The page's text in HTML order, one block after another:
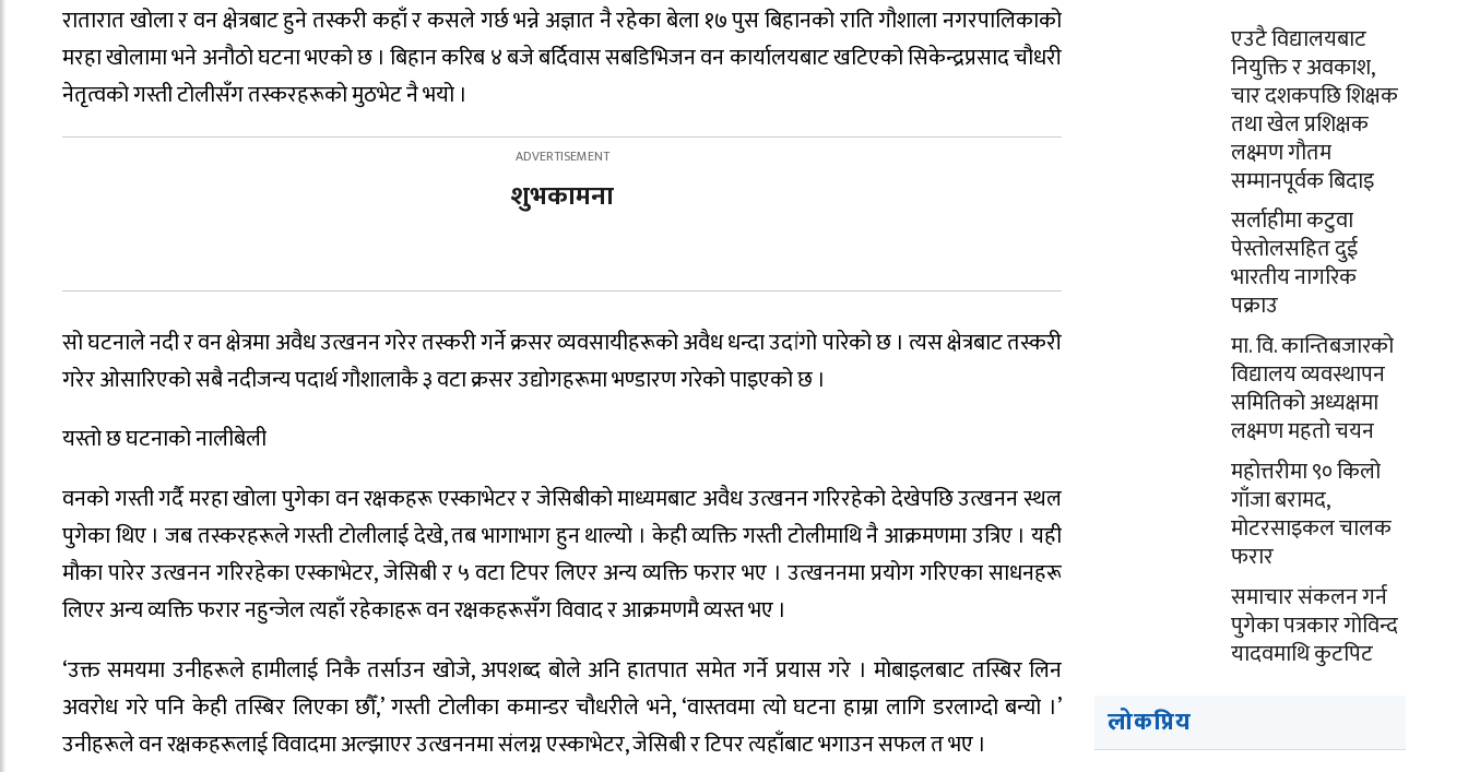
रातारात खोला र वन क्षेत्रबाट हुने तस्करी कहाँ र कसले गर्छ भन्ने अज्ञात नै रहेका बेला १७ पुस बिहानको राति गौशाला नगरपालिकाको
मरहा खोलामा भने अनौठो घटना भएको छ । बिहान करिब ४ बजे बर्दिवास सबडिभिजन वन कार्यालयबाट खटिएको सिकेन्द्रप्रसाद चौधरी
नेतृत्वको गस्ती टोलीसँग तस्करहरूको मुठभेट नै भयो ।
शुभकामना
सो घटनाले नदी र वन क्षेत्रमा अवैध उत्खनन गरेर तस्करी गर्ने क्रसर व्यवसायीहरूको अवैध धन्दा उदांगो पारेको छ । त्यस क्षेत्रबाट तस्करी
गरेर ओसारिएको सबै नदीजन्य पदार्थ गौशालाकै ३ वटा क्रसर उद्योगहरूमा भण्डारण गरेको पाइएको छ ।
यस्तो छ घटनाको नालीबेली
वनको गस्ती गर्दै मरहा खोला पुगेका वन रक्षकहरू एस्काभेटर र जेसिबीको माध्यमबाट अवैध उत्खनन गरिरहेको देखेपछि उत्खनन स्थल
पुगेका थिए । जब तस्करहरूले गस्ती टोलीलाई देखे, तब भागाभाग हुन थाल्यो । केही व्यक्ति गस्ती टोलीमाथि नै आक्रमणमा उत्रिए । यही
मौका पारेर उत्खनन गरिरहेका एस्काभेटर, जेसिबी र ५ वटा टिपर लिएर अन्य व्यक्ति फरार भए । उत्खननमा प्रयोग गरिएका साधनहरू
लिएर अन्य व्यक्ति फरार नहुन्जेल त्यहाँ रहेकाहरू वन रक्षकहरूसँग विवाद र आक्रमणमै व्यस्त भए ।
‘उक्त समयमा उनीहरूले हामीलाई निकै तर्साउन खोजे, अपशब्द बोले अनि हातपात समेत गर्ने प्रयास गरे । मोबाइलबाट तस्बिर लिन
अवरोध गरे पनि केही तस्बिर लिएका छौँ,’ गस्ती टोलीका कमान्डर चौधरीले भने, ‘वास्तवमा त्यो घटना हाम्रा लागि डरलाग्दो बन्यो ।’
उनीहरूले वन रक्षकहरूलाई विवादमा अल्झाएर उत्खननमा संलग्न एस्काभेटर, जेसिबी र टिपर त्यहाँबाट भगाउन सफल त भए ।
एउटै विद्यालयबाट
नियुक्ति र अवकाश,
चार दशकपछि शिक्षक
तथा खेल प्रशिक्षक
लक्ष्मण गौतम
सम्मानपूर्वक बिदाइ
सर्लाहीमा कटुवा
पेस्तोलसहित दुई
भारतीय नागरिक
पक्राउ
मा. वि. कान्तिबजारको
विद्यालय व्यवस्थापन
समितिको अध्यक्षमा
लक्ष्मण महतो चयन
महोत्तरीमा ९० किलो
गाँजा बरामद,
मोटरसाइकल चालक
फरार
समाचार संकलन गर्न
पुगेका पत्रकार गोविन्द
यादवमाथि कुटपिट
लोकप्रिय